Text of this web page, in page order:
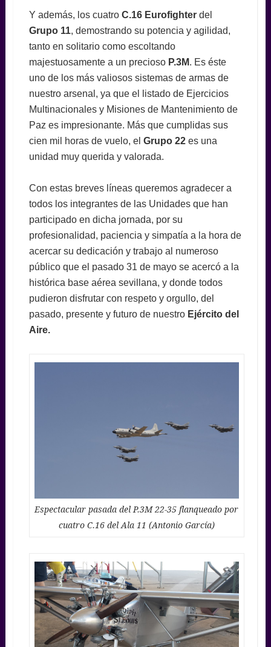
Y además, los cuatroC.16 Eurofighter del
Grupo 11, demostrando su potencia y agilidad,
tanto en solitario como escoltando
majestuosamente a un preciosoP.3M. Es éste
uno de los más valiosos sistemas de armas de
nuestro arsenal, ya que el listado de Ejercicios
Multinacionales y Misiones de Mantenimiento de
Paz es impresionante. Más que cumplidas sus
cien mil horas de vuelo, el Grupo 22 es una
unidad muy querida y valorada.
Con estas breves líneas queremos agradecer a
todos los integrantes de las Unidades que han
participado en dicha jornada, por su
profesionalidad, paciencia y simpatía a la hora de
acercar su dedicación y trabajo al numeroso
público que el pasado 31 de mayo se acercó a la
histórica base aérea sevillana, y donde todos
pudieron disfrutar con respeto y orgullo, del
pasado, presente y futuro de nuestro Ejército del
Aire.
Espectacular pasada del P.3M 22-35 flanqueado por
cuatro C.16 del Ala 11 (Antonio García)